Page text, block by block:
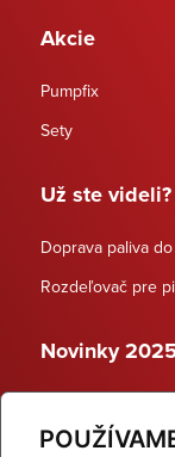
Akcie
Pumpfix
Sety
Už ste videli?
Doprava paliva
Rozdeľovač pre
Novinky
Dynamické